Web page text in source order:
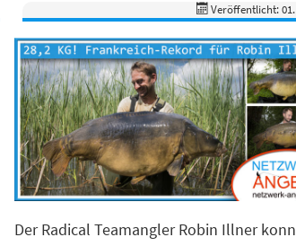
Veröffentlicht:
Der Radical Teamangler Robin Illner